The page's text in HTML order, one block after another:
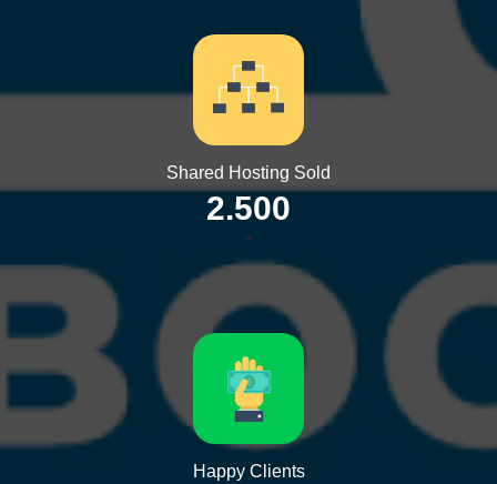
Shared Hosting Sold
2.500
+
Happy Clients